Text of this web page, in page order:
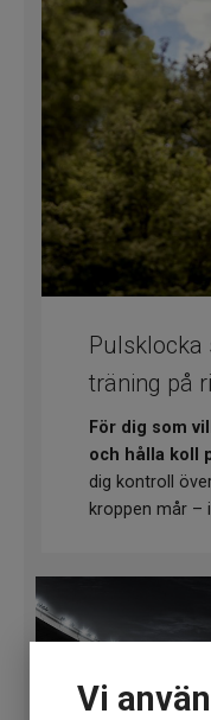
Vi
träning på
För dig som
och hålla koll
dig kontroll
kroppen mår –